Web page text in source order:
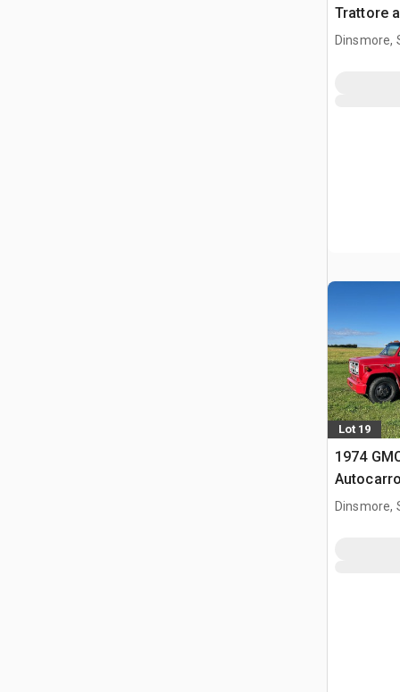
Trattore
Dinsmore,
Lot 19
1974
Dinsmore,